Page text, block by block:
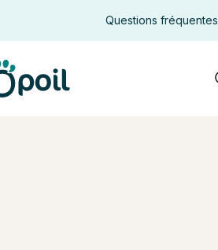
Questions fréquentes